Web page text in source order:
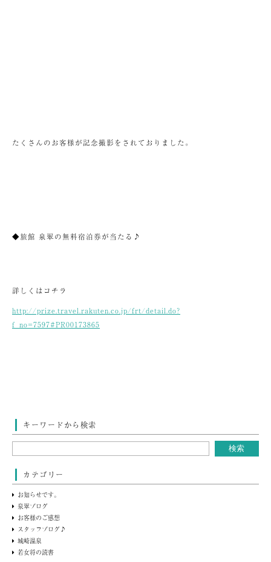
たくさんのお客様が記念撮影をされておりました。
◆旅館 泉翠の無料宿泊券が当たる♪
詳しくはコチラ
http://prize.travel.rakuten.co.jp/frt/detail.do?
f_no=7597#PR00173865
キーワードから検索
カテゴリー
お知らせです。
泉翠ブログ
お客様のご感想
スタッフブログ♪
城崎温泉
若女将の読書